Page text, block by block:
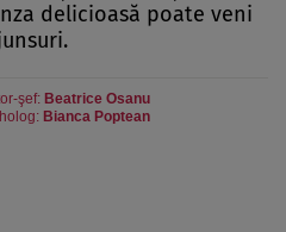
delicioasă poate veni
şef: Beatrice Osanu
Bianca Poptean